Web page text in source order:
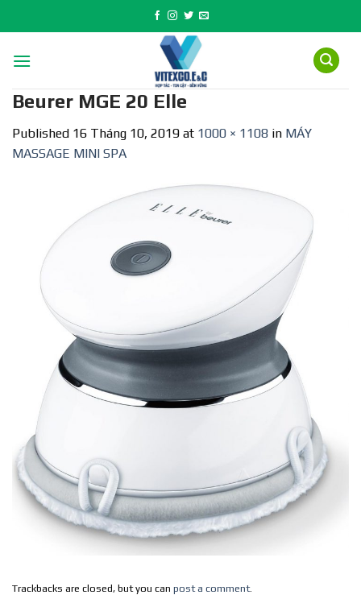
to
Beurer MGE 20 Elle
Published 16 Tháng 10, 2019 at 1000 × 1108 in MÁY
MASSAGE MINI SPA
Trackbacks are closed, but you can post a comment.